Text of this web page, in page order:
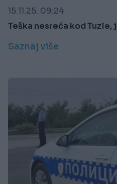
15.11.25. 09:24
Teška nesreća kod
Saznaj više